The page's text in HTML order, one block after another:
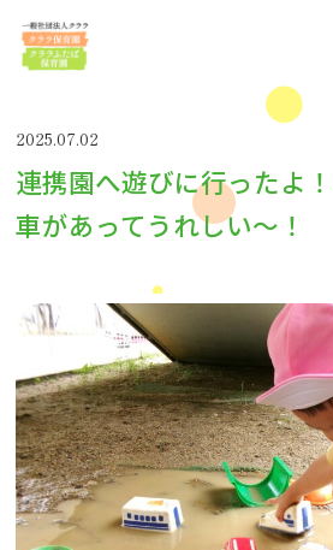
2025.07.02
連携園へ遊びに行ったよ
車があってうれしい〜！